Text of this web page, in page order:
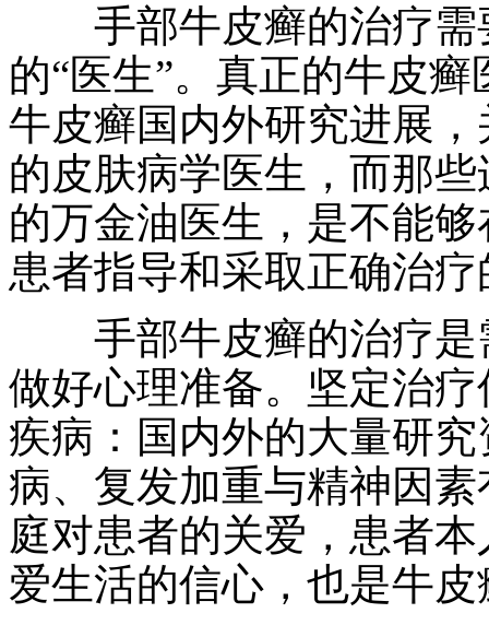
手部牛皮癣的治疗需
的“医生”。真正的牛皮
牛皮癣国内外研究进展
的皮肤病学医生，而那
的万金油医生，是不能
患者指导和采取正确治疗
手部牛皮癣的治疗是
做好心理准备。坚定治
疾病：国内外的大量研
病、复发加重与精神因
庭对患者的关爱，患者
爱生活的信心，也是牛